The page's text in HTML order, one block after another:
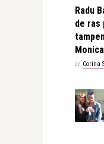
Radu
de ras
de Corina